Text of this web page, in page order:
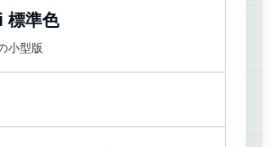
標準色
小型版